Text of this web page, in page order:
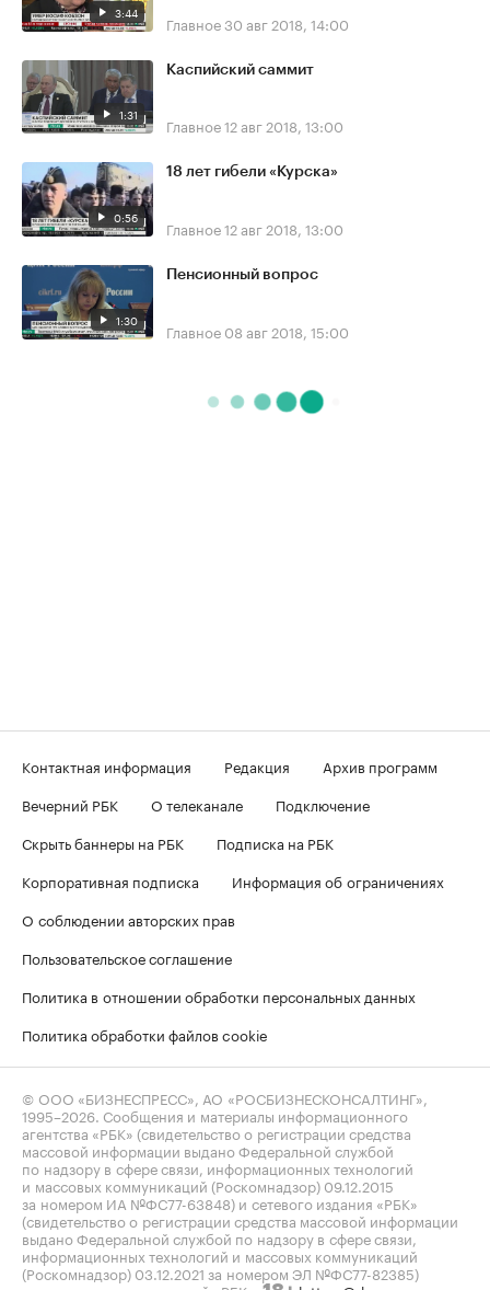
3:44 Главное30 авг 2018, 14:00
1:31
Каспийский саммит
Главное12 авг 2018, 13:00
0:56
18 лет гибели «Курска»
Главное12 авг 2018, 13:00
1:30
Пенсионный вопрос
Главное 08 авг 2018, 15:00
Контактная информация Редакция
Архив программ
Вечерний РБК
О телеканале
Подключение
Скрыть баннеры на РБК
Подписка на РБК
Корпоративная подписка
Информация об ограничениях
О соблюдении авторских прав
Пользовательское соглашение
Политика в отношении обработки персональных данных
Политика обработки файлов cookie
© ООО «БИЗНЕСПРЕСС», АО «РОСБИЗНЕСКОНСАЛТИНГ»,
1995–2026 . Сообщения и материалы информационного
агентства «РБК» (свидетельство о регистрации средства
массовой информации выдано Федеральной службой
по надзору в сфере связи, информационных технологий
и массовых коммуникаций (Роскомнадзор) 09.12.2015
за номером ИА №ФС77-63848) и сетевого издания «РБК»
(свидетельство о регистрации средства массовой информации
выдано Федеральной службой по надзору в сфере связи,
информационных технологий и массовых коммуникаций
(Роскомнадзор) 03.12.2021 за номером ЭЛ №ФС77-82385)